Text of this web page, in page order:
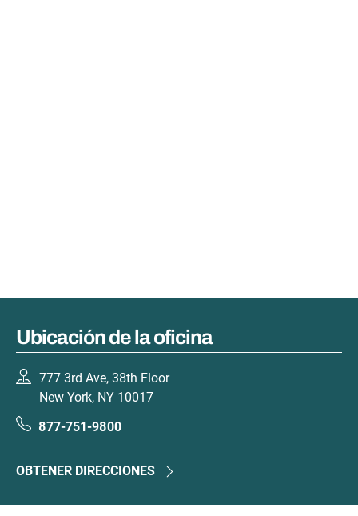
Ubicación de la oficina
777 3rd Ave, 38th Floor
New York, NY 10017
877-751-9800
OBTENER DIRECCIONES